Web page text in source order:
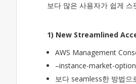
보다 많은 사용자가 쉽게
1) New Streamlined
AWS Management
–instance-market-
보다 seamless한 방법으